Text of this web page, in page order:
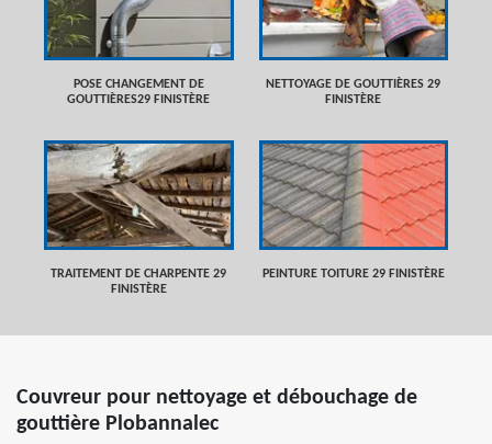
POSE CHANGEMENT DE
GOUTTIÈRES29 FINISTÈRE
NETTOYAGE DE GOUTTIÈRES 29
FINISTÈRE
TRAITEMENT DE CHARPENTE 29
FINISTÈRE
PEINTURE TOITURE 29 FINISTÈRE
Couvreur pour nettoyage et débouchage de
gouttière Plobannalec